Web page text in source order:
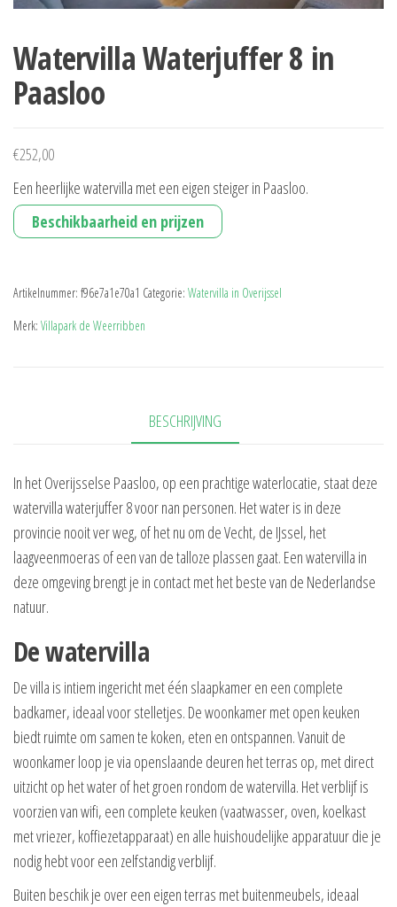
Watervilla Waterjuffer 8 in
Paasloo
€252,00
Een heerlijke watervilla met een eigen steiger in Paasloo.
Beschikbaarheid en prijzen
Artikelnummer: f96e7a1e70a1 Categorie: Watervilla in Overijssel
Merk: Villapark de Weerribben
BESCHRIJVING
In het Overijsselse Paasloo, op een prachtige waterlocatie, staat deze
watervilla waterjuffer 8 voor nan personen. Het water is in deze
provincie nooit ver weg, of het nu om de Vecht, de IJssel, het
laagveenmoeras of een van de talloze plassen gaat. Een watervilla in
deze omgeving brengt je in contact met het beste van de Nederlandse
natuur.
De watervilla
De villa is intiem ingericht met één slaapkamer en een complete
badkamer, ideaal voor stelletjes. De woonkamer met open keuken
biedt ruimte om samen te koken, eten en ontspannen. Vanuit de
woonkamer loop je via openslaande deuren het terras op, met direct
uitzicht op het water of het groen rondom de watervilla. Het verblijf is
voorzien van wifi, een complete keuken (vaatwasser, oven, koelkast
met vriezer, koffiezetapparaat) en alle huishoudelijke apparatuur die je
nodig hebt voor een zelfstandig verblijf.
Buiten beschik je over een eigen terras met buitenmeubels, ideaal